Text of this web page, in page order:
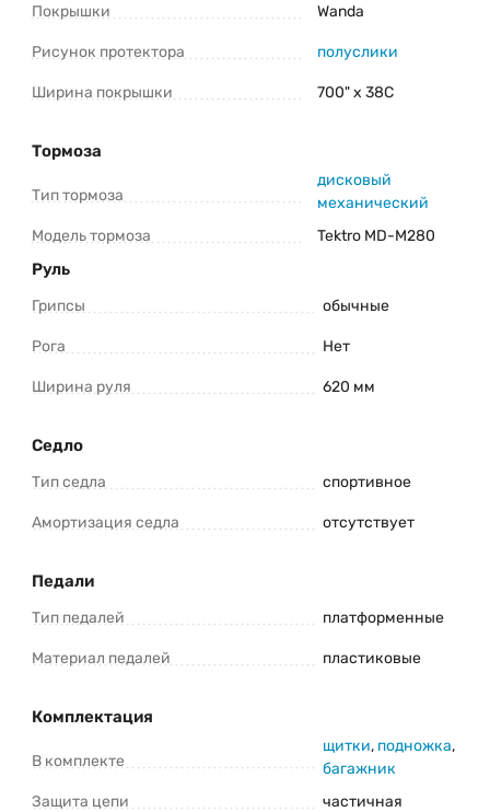
Покрышки Wanda
Рисунок протектора полуслики
Ширина покрышки 700" x 38C
Тормоза
Тип тормоза
дисковый
механический
Модель тормоза
Tektro MD-M280
Руль
Грипсы обычные
Рога Нет
Ширина руля 620 мм
Седло
Тип седла спортивное
Амортизация седла отсутствует
Педали
Тип педалей платформенные
Материал педалей пластиковые
Комплектация
В комплекте
щитки, подножка,
багажник
Защита цепи
частичная